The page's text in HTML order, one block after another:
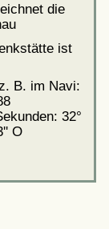
die
ist
B. im Navi:
32°
O